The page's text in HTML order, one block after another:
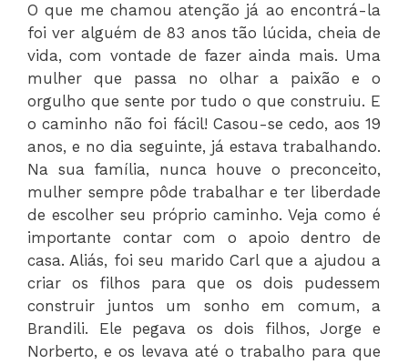
O que me chamou atenção já ao encontrá-la
foi ver alguém de 83 anos tão lúcida, cheia de
vida, com vontade de fazer ainda mais. Uma
mulher que passa no olhar a paixão e o
orgulho que sente por tudo o que construiu. E
o caminho não foi fácil! Casou-se cedo, aos 19
anos, e no dia seguinte, já estava trabalhando.
Na sua família, nunca houve o preconceito,
mulher sempre pôde trabalhar e ter liberdade
de escolher seu próprio caminho. Veja como é
importante contar com o apoio dentro de
casa. Aliás, foi seu marido Carl que a ajudou a
criar os filhos para que os dois pudessem
construir juntos um sonho em comum, a
Brandili. Ele pegava os dois filhos, Jorge e
Norberto, e os levava até o trabalho para que